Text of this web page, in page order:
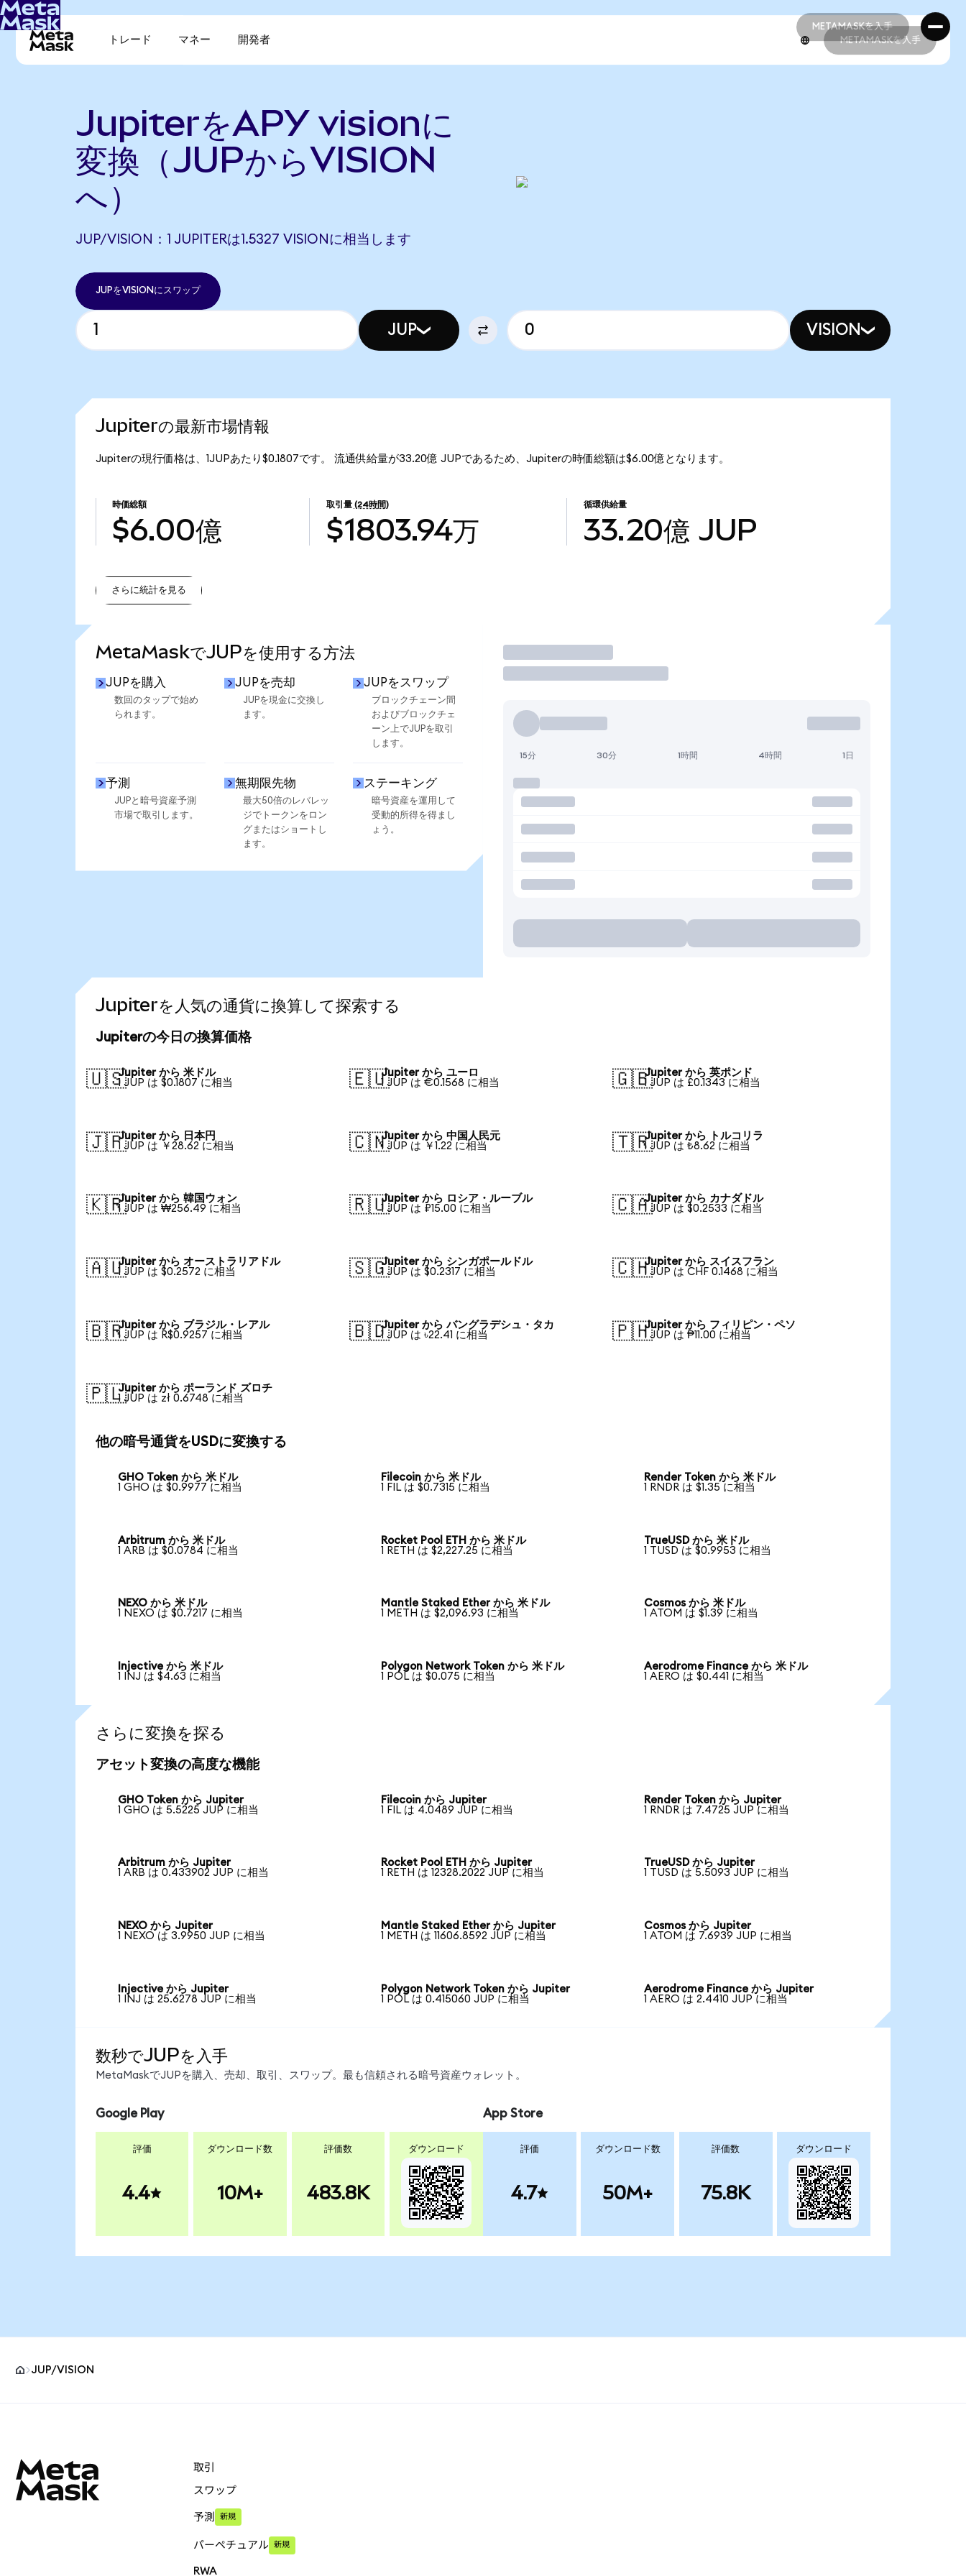
METAMASKを入手
METAMASKを入手
トレード マネー 開発者 METAMASKを入手
JupiterをAPY visionに
変換（JUPからVISION
へ）
JUP/VISION：1 JUPITERは1.5327 VISIONに相当します
JUPをVISIONにスワップ
JUP VISION
Jupiterの最新市場情報
Jupiterの現行価格は、1JUPあたり$0.1807です。 流通供給量が33.20億 JUPであるため、Jupiterの時価総額は$6.00億となります。
時価総額
$6.00億
取引量 (24時間)
$1803.94万
循環供給量
33.20億 JUP
さらに統計を見る
MetaMaskでJUPを使用する方法
JUPを購入
数回のタップで始め
られます。
JUPを売却
JUPを現金に交換し
ます。
JUPをスワップ
ブロックチェーン間
およびブロックチェ
ーン上でJUPを取引
します。
予測
JUPと暗号資産予測
市場で取引します。
無期限先物
最大50倍のレバレッ
ジでトークンをロン
グまたはショートし
ます。
ステーキング
暗号資産を運用して
受動的所得を得まし
ょう。
取引
15分 30分 1時間 4時間 1日
Jupiterを人気の通貨に換算して探索する
Jupiterの今日の換算価格
🇺🇸Jupiter から 米ドル
1 JUP は $0.1807 に相当
🇪🇺Jupiter から ユーロ
1 JUP は €0.1568 に相当
🇬🇧Jupiter から 英ポンド
1 JUP は £0.1343 に相当
🇯🇵Jupiter から 日本円
1 JUP は ￥28.62 に相当
🇨🇳Jupiter から 中国人民元
1 JUP は ￥1.22 に相当
🇹🇷Jupiter から トルコリラ
1 JUP は ₺8.62 に相当
🇰🇷Jupiter から 韓国ウォン
1 JUP は ₩256.49 に相当
🇷🇺Jupiter から ロシア・ルーブル
1 JUP は ₽15.00 に相当
🇨🇦Jupiter から カナダドル
1 JUP は $0.2533 に相当
🇦🇺Jupiter から オーストラリアドル
1 JUP は $0.2572 に相当
🇸🇬Jupiter から シンガポールドル
1 JUP は $0.2317 に相当
🇨🇭Jupiter から スイスフラン
1 JUP は CHF 0.1468 に相当
🇧🇷Jupiter から ブラジル・レアル
1 JUP は R$0.9257 に相当
🇧🇩Jupiter から バングラデシュ・タカ
1 JUP は ৳22.41 に相当
🇵🇭Jupiter から フィリピン・ペソ
1 JUP は ₱11.00 に相当
🇵🇱Jupiter から ポーランド ズロチ
1 JUP は zł 0.6748 に相当
他の暗号通貨をUSDに変換する
GHO Token から 米ドル
1 GHO は $0.9977 に相当
Filecoin から 米ドル
1 FIL は $0.7315 に相当
Render Token から 米ドル
1 RNDR は $1.35 に相当
Arbitrum から 米ドル
1 ARB は $0.0784 に相当
Rocket Pool ETH から 米ドル
1 RETH は $2,227.25 に相当
TrueUSD から 米ドル
1 TUSD は $0.9953 に相当
NEXO から 米ドル
1 NEXO は $0.7217 に相当
Mantle Staked Ether から 米ドル
1 METH は $2,096.93 に相当
Cosmos から 米ドル
1 ATOM は $1.39 に相当
Injective から 米ドル
1 INJ は $4.63 に相当
Polygon Network Token から 米ドル
1 POL は $0.075 に相当
Aerodrome Finance から 米ドル
1 AERO は $0.441 に相当
さらに変換を探る
アセット変換の高度な機能
GHO Token から Jupiter
1 GHO は 5.5225 JUP に相当
Filecoin から Jupiter
1 FIL は 4.0489 JUP に相当
Render Token から Jupiter
1 RNDR は 7.4725 JUP に相当
Arbitrum から Jupiter
1 ARB は 0.433902 JUP に相当
Rocket Pool ETH から Jupiter
1 RETH は 12328.2022 JUP に相当
TrueUSD から Jupiter
1 TUSD は 5.5093 JUP に相当
NEXO から Jupiter
1 NEXO は 3.9950 JUP に相当
Mantle Staked Ether から Jupiter
1 METH は 11606.8592 JUP に相当
Cosmos から Jupiter
1 ATOM は 7.6939 JUP に相当
Injective から Jupiter
1 INJ は 25.6278 JUP に相当
Polygon Network Token から Jupiter
1 POL は 0.415060 JUP に相当
Aerodrome Finance から Jupiter
1 AERO は 2.4410 JUP に相当
数秒でJUPを入手
MetaMaskでJUPを購入、売却、取引、スワップ。最も信頼される暗号資産ウォレット。
Google Play
評価
4.4
ダウンロード数
10M+
評価数
483.8K
ダウンロード
App Store
評価
4.7
ダウンロード数
50M+
評価数
75.8K
ダウンロード
JUP/VISION
取引
スワップ
予測 新規
パーペチュアル 新規
RWA